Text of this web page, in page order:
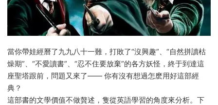
當你帶娃經曆了九九八十一難，打敗了“沒興趣”、“自然拼讀枯
燥期”、“不愛讀書”、“忍不住要放棄”的各方妖怪，終于到達這
座聖塔跟前，問題又來了—— 你有沒有想過怎麽用好這部經
典？
這部書的文學價值不做贅述，隻從英語學習的角度來分析。下